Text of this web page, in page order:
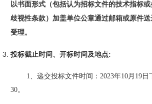
以书面形式（包括认为招标文件的技术指标
歧视性条款）加盖单位公章通过邮箱或原件
受理。
投标截止时间、开标时间及地点:
1、递交投标文件时间：2023年10月 19 日
30。